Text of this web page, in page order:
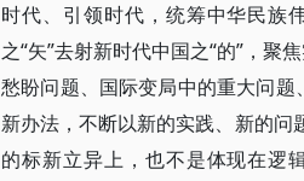
时代、引领时代，统筹中华民族
之“矢”去射新时代中国之“的”，聚
愁盼问题、国际变局中的重大问
新办法，不断以新的实践、新的问
的标新立异上，也不是体现在逻